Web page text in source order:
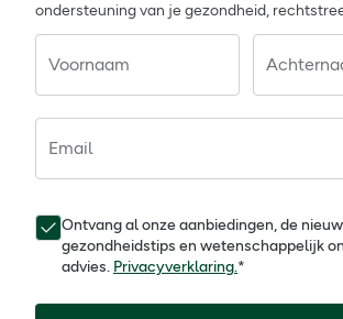
ondersteuning van je gezondheid,
Voornaam
Email
Ontvang al onze aanbiedingen, de
gezondheidstips en wetenschappelijk
advies. Privacyverklaring.*